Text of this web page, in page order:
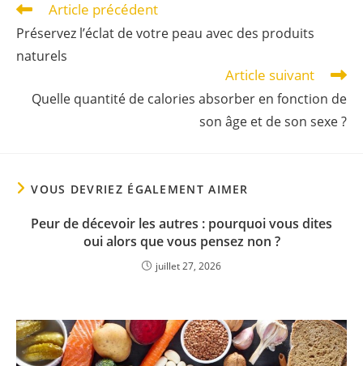
Article précédent
Préservez l’éclat de votre peau avec des produits
naturels
Article suivant
Quelle quantité de calories absorber en fonction de
son âge et de son sexe ?
VOUS DEVRIEZ ÉGALEMENT AIMER
Peur de décevoir les autres : pourquoi vous dites
oui alors que vous pensez non ?
juillet 27, 2026